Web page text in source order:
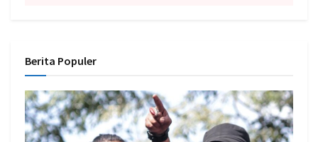
Berita Populer